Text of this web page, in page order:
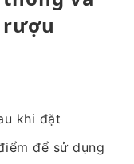
khi đặt
để sử dụng